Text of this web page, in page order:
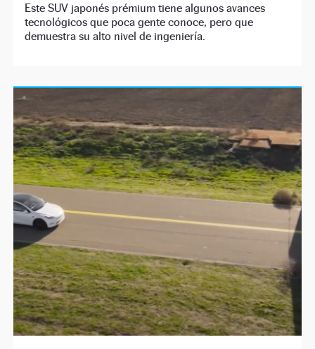
Este SUV japonés prémium tiene algunos avances
tecnológicos que poca gente conoce, pero que
demuestra su alto nivel de ingeniería.